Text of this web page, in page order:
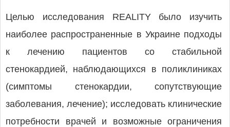
Целью исследования REALITY было изучить
наиболее распространенные в Украине подходы
к лечению пациентов со стабильной
стенокардией, наблюдающихся в поликлиниках
(симптомы стенокардии, сопутствующие
заболевания, лечение); исследовать клинические
потребности врачей и возможные ограничения